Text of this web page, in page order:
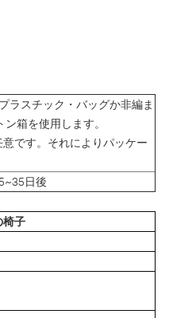
ラスチック・バッグか非編ま
箱を使用します。
です。それによりパッケー
日後
椅子